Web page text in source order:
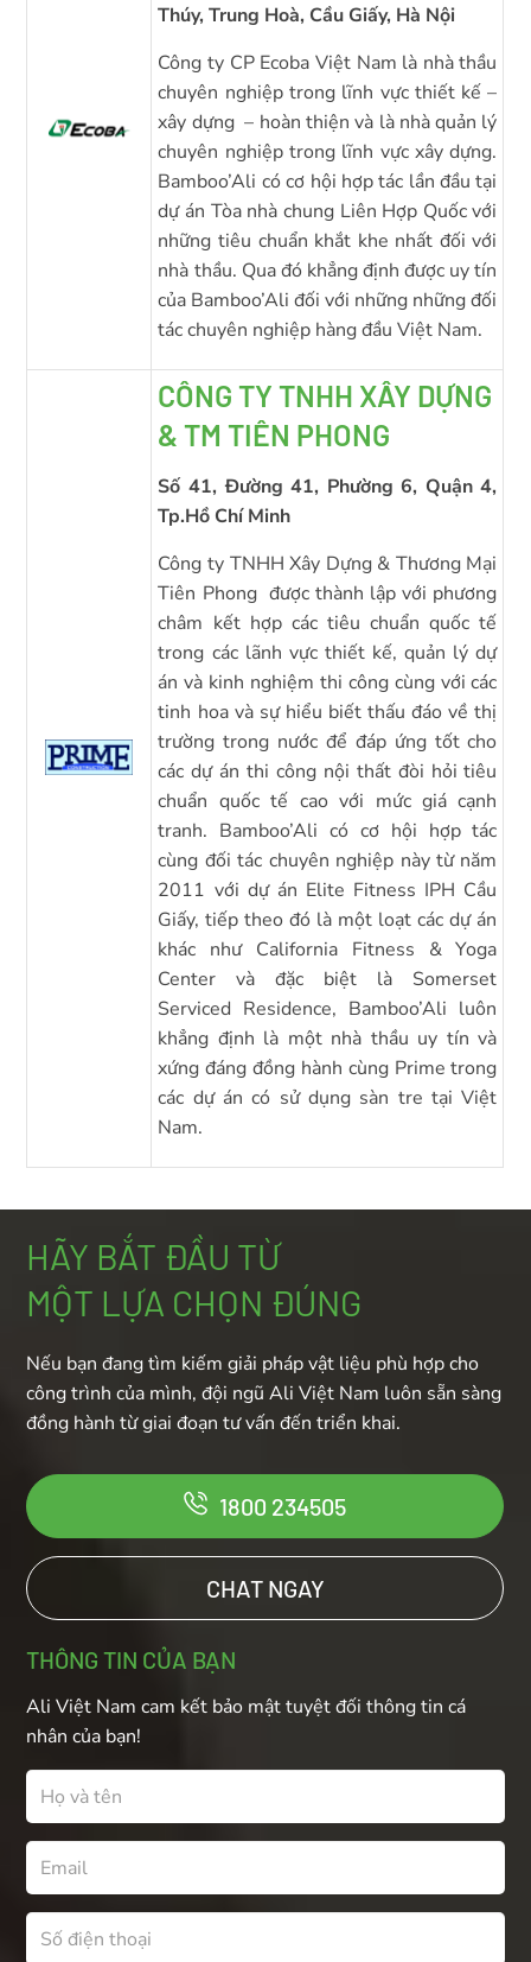
Thúy, Trung Hoà, Cầu Giấy, Hà Nội
Công ty CP Ecoba Việt Nam là nhà thầu
chuyên nghiệp trong lĩnh vực thiết kế –
xây dựng – hoàn thiện và là nhà quản lý
chuyên nghiệp trong lĩnh vực xây dựng.
Bamboo’Ali có cơ hội hợp tác lần đầu tại
dự án Tòa nhà chung Liên Hợp Quốc với
những tiêu chuẩn khắt khe nhất đối với
nhà thầu. Qua đó khẳng định được uy tín
của Bamboo’Ali đối với những những đối
tác chuyên nghiệp hàng đầu Việt Nam.
CÔNG TY TNHH XÂY DỰNG
& TM TIÊN PHONG
Số 41, Đường 41, Phường 6, Quận 4,
Tp.Hồ Chí Minh
Công ty TNHH Xây Dựng & Thương Mại
Tiên Phong được thành lập với phương
châm kết hợp các tiêu chuẩn quốc tế
trong các lãnh vực thiết kế, quản lý dự
án và kinh nghiệm thi công cùng với các
tinh hoa và sự hiểu biết thấu đáo về thị
trường trong nước để đáp ứng tốt cho
các dự án thi công nội thất đòi hỏi tiêu
chuẩn quốc tế cao với mức giá cạnh
tranh. Bamboo’Ali có cơ hội hợp tác
cùng đối tác chuyên nghiệp này từ năm
2011 với dự án Elite Fitness IPH Cầu
Giấy, tiếp theo đó là một loạt các dự án
khác như California Fitness & Yoga
Center và đặc biệt là Somerset
Serviced Residence, Bamboo’Ali luôn
khẳng định là một nhà thầu uy tín và
xứng đáng đồng hành cùng Prime trong
các dự án có sử dụng sàn tre tại Việt
Nam.
HÃY BẮT ĐẦU TỪ
MỘT LỰA CHỌN ĐÚNG
Nếu bạn đang tìm kiếm giải pháp vật liệu phù hợp cho
công trình của mình, đội ngũ Ali Việt Nam luôn sẵn sàng
đồng hành từ giai đoạn tư vấn đến triển khai.
1800 234505
CHAT NGAY
THÔNG TIN CỦA BẠN
Ali Việt Nam cam kết bảo mật tuyệt đối thông tin cá
nhân của bạn!